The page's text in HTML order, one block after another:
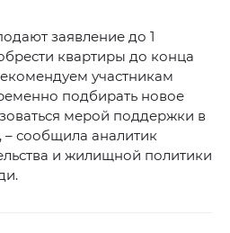
заявление до 1
квартиры до конца
участникам
подбирать новое
мерой поддержки в
– сообщила аналитик
и жилищной политики